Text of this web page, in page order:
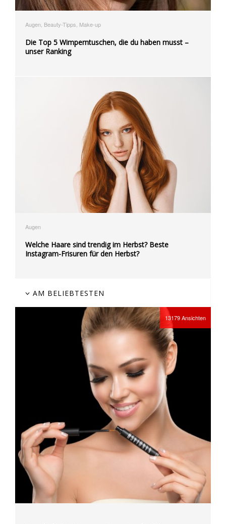
Augen, Beauty-Tipps, Make-up
Die Top 5 Wimperntuschen, die du haben musst –
unser Ranking
Augen
Welche Haare sind trendig im Herbst? Beste
Instagram-Frisuren für den Herbst?
AM BELIEBTESTEN
13179Ansichten